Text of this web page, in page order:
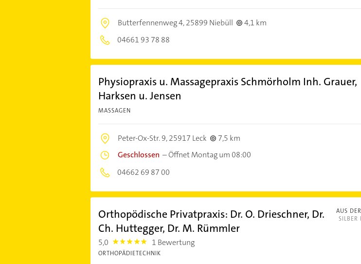
Butterfennenweg 4,25899 Niebüll
4,1 km
04661 93 78 88
Physiopraxis u. Massagepraxis Schmörholm Inh. Grauer,
Harksen u. Jensen
MASSAGEN
Peter-Ox-Str. 9,25917 Leck
7,5 km
Geschlossen –Öffnet Montag um 08:00
04662 69 87 00
AUS
SILBER
Orthopödische Privatpraxis: Dr. O. Drieschner, Dr.
Ch. Huttegger, Dr. M. Rümmler
5,0 5.0 1 Bewertung
ORTHOPÄDIETECHNIK